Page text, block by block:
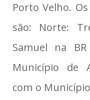
Porto Velho.
são: Norte:
Samuel na
Município de
com o